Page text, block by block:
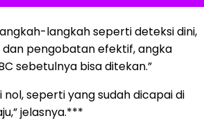
langkah seperti deteksi dini,
pengobatan efektif, angka
sebetulnya bisa ditekan.”
nol, seperti yang sudah dicapai di
jelasnya.***